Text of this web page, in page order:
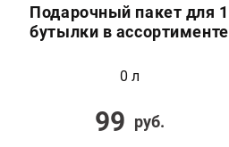
Подарочный пакет для 1
бутылки в ассортименте
0 л
99 руб.